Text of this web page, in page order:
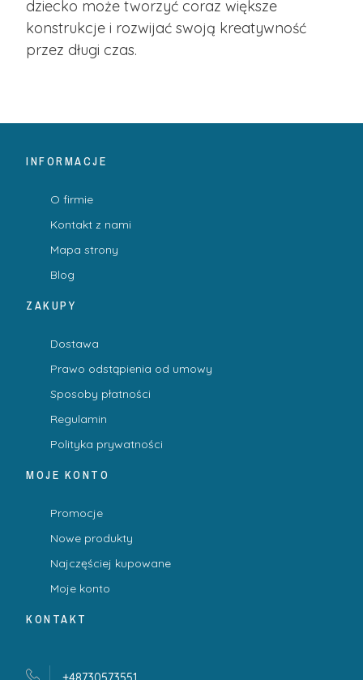
dziecko może tworzyć coraz większe
konstrukcje i rozwijać swoją kreatywność
przez długi czas.
INFORMACJE
O firmie
Kontakt z nami
Mapa strony
Blog
ZAKUPY
Dostawa
Prawo odstąpienia od umowy
Sposoby płatności
Regulamin
Polityka prywatności
MOJE KONTO
Promocje
Nowe produkty
Najczęściej kupowane
Moje konto
KONTAKT